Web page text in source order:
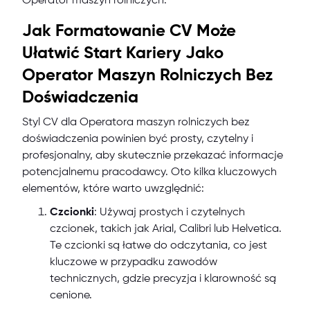
Jak Formatowanie CV Może
Ułatwić Start Kariery Jako
Operator Maszyn Rolniczych Bez
Doświadczenia
Styl CV dla Operatora maszyn rolniczych bez
doświadczenia powinien być prosty, czytelny i
profesjonalny, aby skutecznie przekazać informacje
potencjalnemu pracodawcy. Oto kilka kluczowych
elementów, które warto uwzględnić:
Czcionki: Używaj prostych i czytelnych
czcionek, takich jak Arial, Calibri lub Helvetica.
Te czcionki są łatwe do odczytania, co jest
kluczowe w przypadku zawodów
technicznych, gdzie precyzja i klarowność są
cenione.